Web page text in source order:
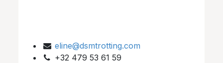
eline@dsmtrotting.com
+32 479 53 61 59